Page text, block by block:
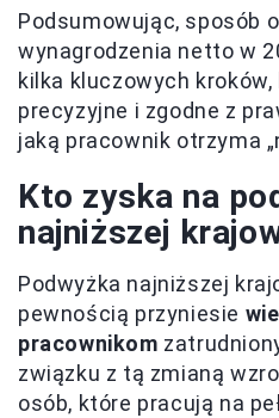
Podsumowując, sposób
wynagrodzenia netto w
kilka kluczowych
precyzyjne i zgodne z
jaką pracownik otrzyma
Kto zyska na
najniższej
Podwyżka najniższej
pewnością przyniesie
pracownikom
związku z tą zmianą
osób, które pracują na